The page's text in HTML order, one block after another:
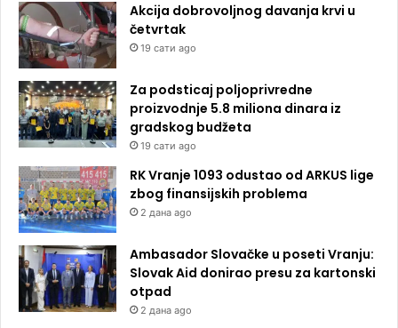
Akcija dobrovoljnog davanja krvi u
četvrtak
19 сати ago
Za podsticaj poljoprivredne
proizvodnje 5.8 miliona dinara iz
gradskog budžeta
19 сати ago
RK Vranje 1093 odustao od ARKUS lige
zbog finansijskih problema
2 дана ago
Ambasador Slovačke u poseti Vranju:
Slovak Aid donirao presu za kartonski
otpad
2 дана ago